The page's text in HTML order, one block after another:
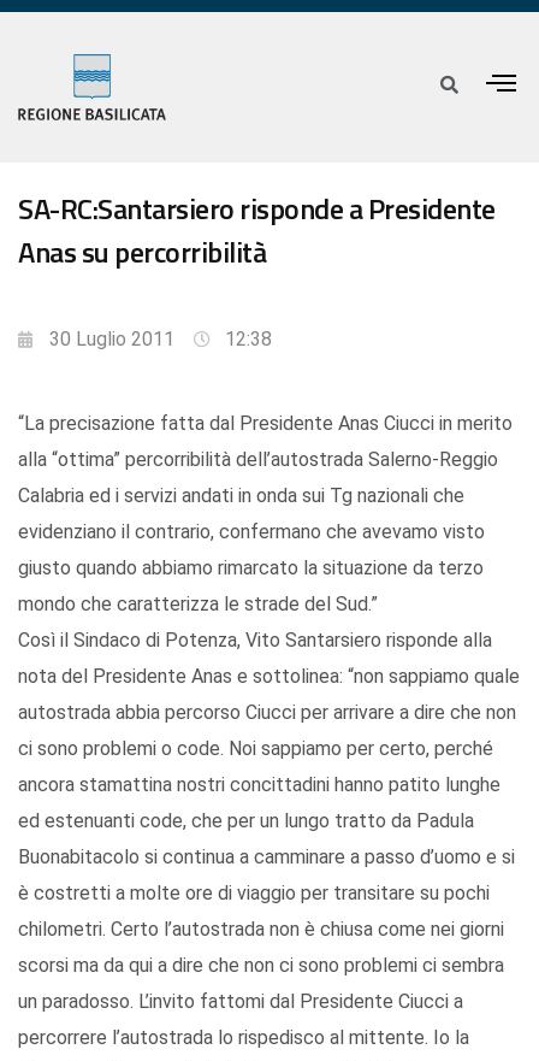
SA-RC:Santarsiero risponde a Presidente
Anas su percorribilità
30 Luglio 2011 12:38
“La precisazione fatta dal Presidente Anas Ciucci in merito
alla “ottima” percorribilità dell’autostrada Salerno-Reggio
Calabria ed i servizi andati in onda sui Tg nazionali che
evidenziano il contrario, confermano che avevamo visto
giusto quando abbiamo rimarcato la situazione da terzo
mondo che caratterizza le strade del Sud.”
Così il Sindaco di Potenza, Vito Santarsiero risponde alla
nota del Presidente Anas e sottolinea: “non sappiamo quale
autostrada abbia percorso Ciucci per arrivare a dire che non
ci sono problemi o code. Noi sappiamo per certo, perché
ancora stamattina nostri concittadini hanno patito lunghe
ed estenuanti code, che per un lungo tratto da Padula
Buonabitacolo si continua a camminare a passo d’uomo e si
è costretti a molte ore di viaggio per transitare su pochi
chilometri. Certo l’autostrada non è chiusa come nei giorni
scorsi ma da qui a dire che non ci sono problemi ci sembra
un paradosso. L’invito fattomi dal Presidente Ciucci a
percorrere l’autostrada lo rispedisco al mittente. Io la